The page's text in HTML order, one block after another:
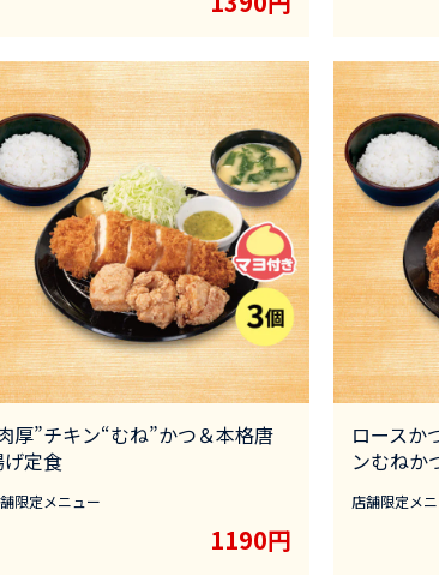
厚”チキン“むね”かつ＆本格唐
定食
限定メニュー
1190円
ロースか
ンむねか
店舗限定メ